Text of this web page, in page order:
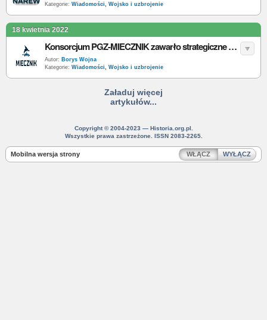
Kategorie: Wiadomości, Wojsko i uzbrojenie
18 kwietnia 2022
Konsorcjum PGZ-MIECZNIK zawarło strategiczne porozumienia. Polska Marynarka Wojenna zyska trzy fregaty
Autor: Borys Wojna
Kategorie: Wiadomości, Wojsko i uzbrojenie
Załaduj więcej
artykułów...
Copyright © 2004-2023 — Historia.org.pl.
Wszystkie prawa zastrzeżone. ISSN 2083-2265.
Mobilna wersja strony WŁĄCZ WYŁĄCZ